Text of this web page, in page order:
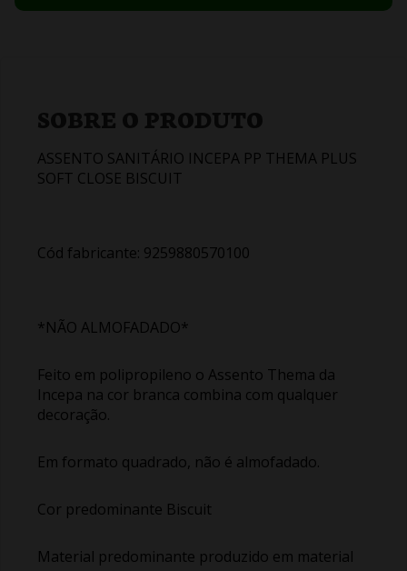
SOBRE O PRODUTO
ASSENTO SANITÁRIO INCEPA PP THEMA PLUS
SOFT CLOSE BISCUIT
Cód fabricante: 9259880570100
*NÃO ALMOFADADO*
Feito em polipropileno o Assento Thema da
Incepa na cor branca combina com qualquer
decoração.
Em formato quadrado, não é almofadado.
Cor predominante Biscuit
Material predominante produzido em material